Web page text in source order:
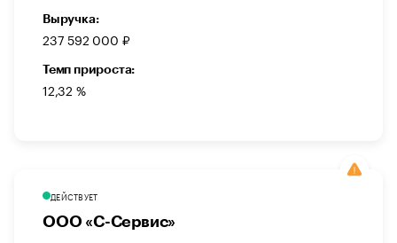
Выручка:
237 592 000 ₽
Темп прироста:
12,32 %
ДЕЙСТВУЕТ
ООО «С-Сервис»